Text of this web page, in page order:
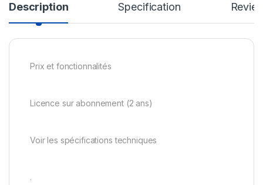
Description Specification
Prix et fonctionnalités
Licence sur abonnement (2 ans)
Voir les spécifications techniques
.